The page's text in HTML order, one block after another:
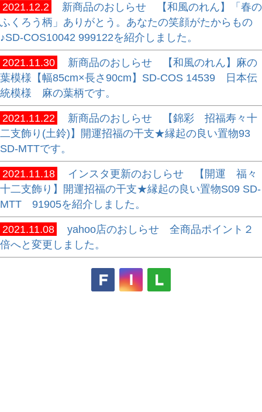
2021.12.2
新商品のおしらせ 【和風のれん】「春の
ふくろう柄」ありがとう。あなたの笑顔がたからもの
♪SD-COS10042 999122を紹介しました。
2021.11.30
新商品のおしらせ 【和風のれん】麻の
葉模様【幅85cm×長さ90cm】SD-COS 14539 日本伝
統模様 麻の葉柄です。
2021.11.22
新商品のおしらせ 【錦彩 招福寿々十
二支飾り(土鈴)】開運招福の干支★縁起の良い置物93
SD-MTTです。
2021.11.18
インスタ更新のおしらせ 【開運 福々
十二支飾り】開運招福の干支★縁起の良い置物S09 SD-
MTT 91905を紹介しました。
2021.11.08
yahoo店のおしらせ 全商品ポイント２
倍へと変更しました。